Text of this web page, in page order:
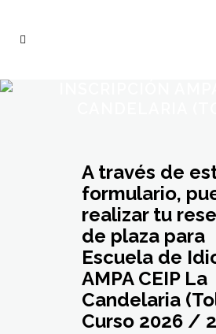
A través de
formulario,
realizar tu
de plaza para
Escuela de
AMPA CEIP La
Candelaria
Curso 2026 /